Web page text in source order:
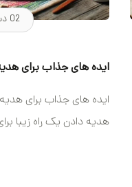
02 دسامبر 2024
ایده های جذاب برای
ایده های جذاب برای
هدیه دادن یک راه زیبا